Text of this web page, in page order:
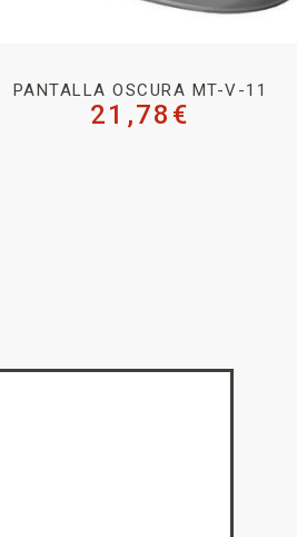
PANTALLA OSCURA MT-V-11
21,78 €